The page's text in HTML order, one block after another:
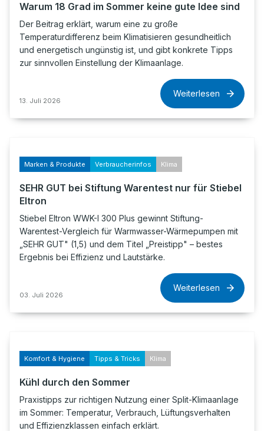
Warum 18 Grad im Sommer keine gute Idee sind
Der Beitrag erklärt, warum eine zu große
Temperaturdifferenz beim Klimatisieren gesundheitlich
und energetisch ungünstig ist, und gibt konkrete Tipps
zur sinnvollen Einstellung der Klimaanlage.
13. Juli 2026
Weiterlesen
Marken & Produkte Verbraucherinfos Klima
SEHR GUT bei Stiftung Warentest nur für Stiebel
Eltron
Stiebel Eltron WWK-I 300 Plus gewinnt Stiftung-
Warentest-Vergleich für Warmwasser-Wärmepumpen mit
„SEHR GUT" (1,5) und dem Titel „Preistipp" – bestes
Ergebnis bei Effizienz und Lautstärke.
03. Juli 2026
Weiterlesen
Komfort & Hygiene Tipps & Tricks Klima
Kühl durch den Sommer
Praxistipps zur richtigen Nutzung einer Split-Klimaanlage
im Sommer: Temperatur, Verbrauch, Lüftungsverhalten
und Effizienzklassen einfach erklärt.